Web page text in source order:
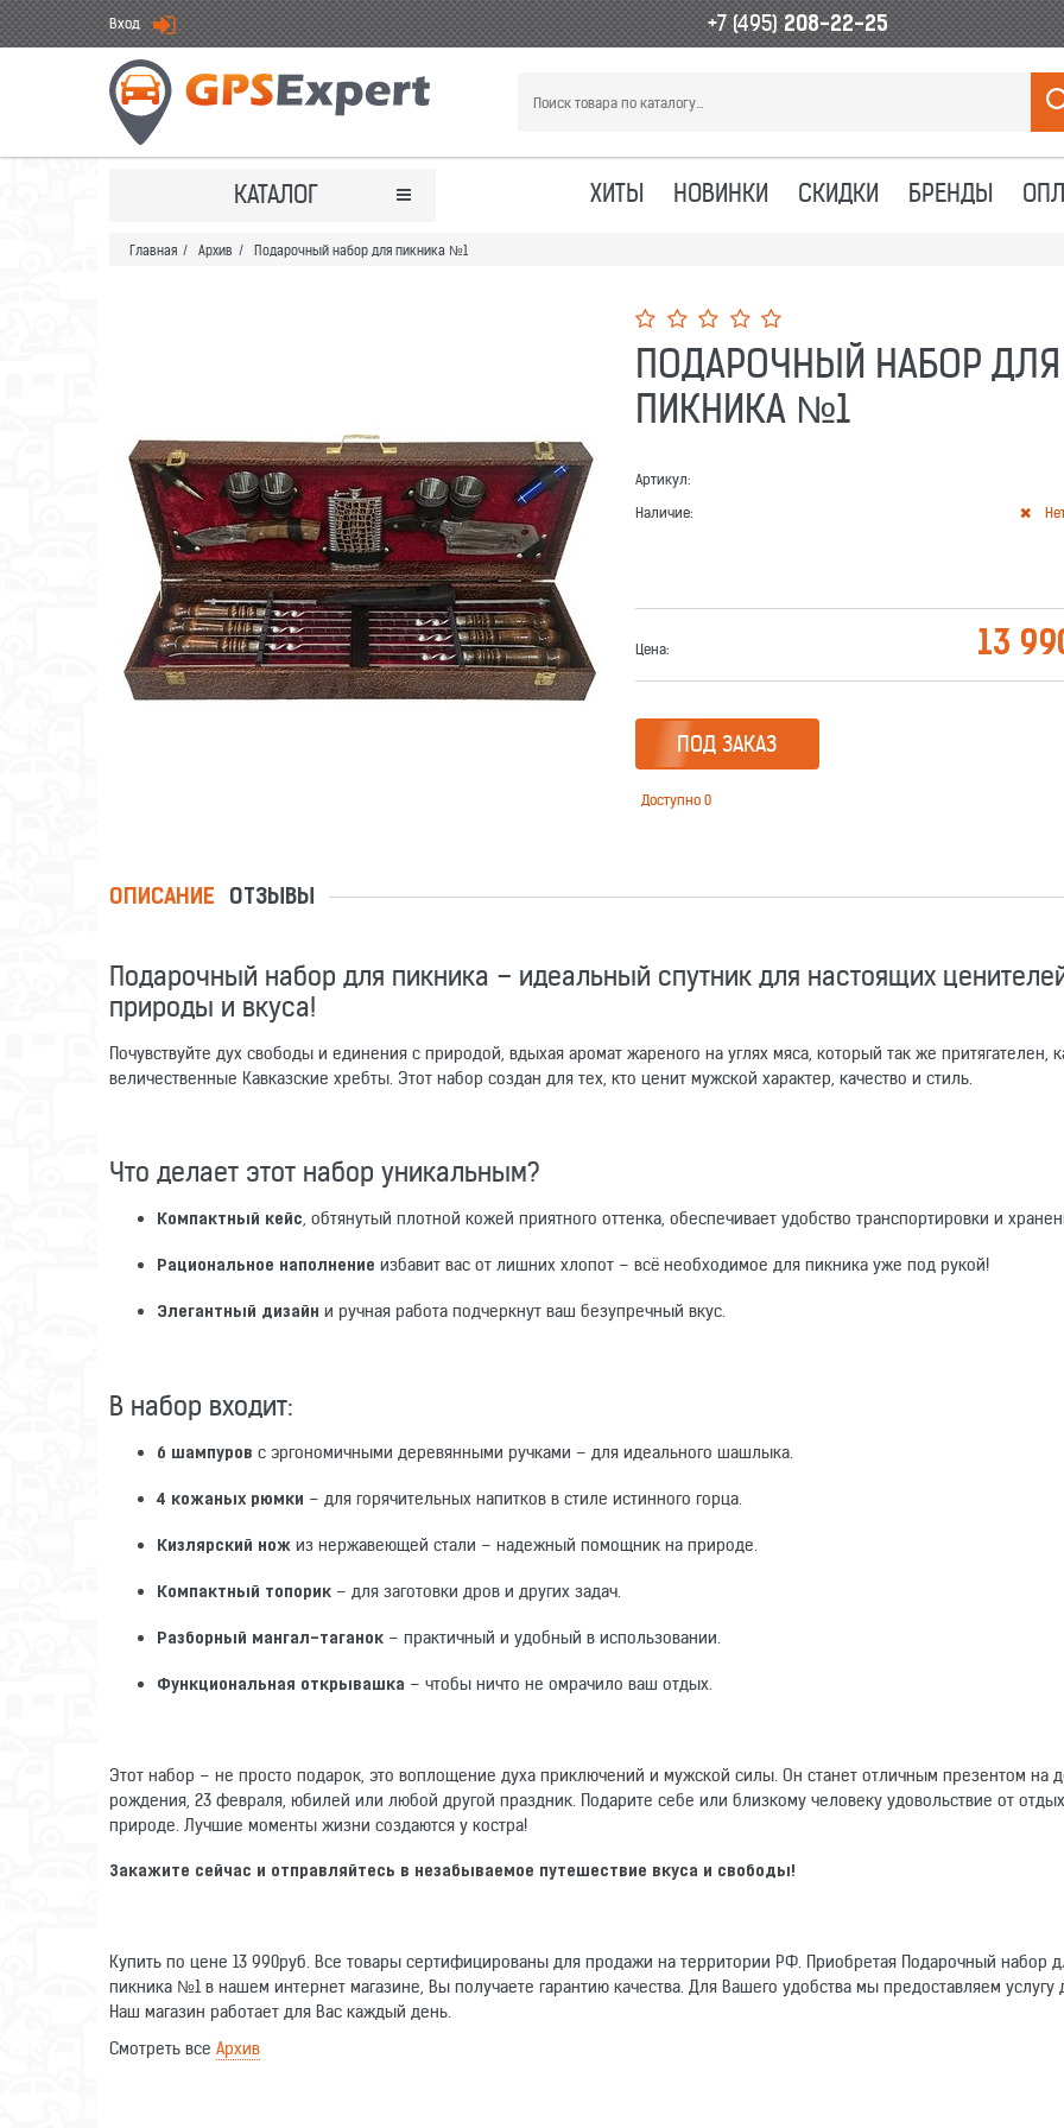
Вход +7 (495)208-22-25
КАТАЛОГ ХИТЫ НОВИНКИ СКИДКИ БРЕНДЫ
Главная / Архив / Подарочный набор для пикника №1
ПОДАРОЧНЫЙ НАБОР ДЛЯ
ПИКНИКА №1
Артикул:
Наличие:
Цена: 13
ПОД ЗАКАЗ
Доступно 0
ОПИСАНИЕ ОТЗЫВЫ
Подарочный набор для пикника – идеальный спутник для настоящих
природы и вкуса!
Почувствуйте дух свободы и единения с природой, вдыхая аромат жареного на углях мяса, который так же притягателен,
величественные Кавказские хребты. Этот набор создан для тех, кто ценит мужской характер, качество и стиль.
Что делает этот набор уникальным?
Компактный кейс , обтянутый плотной кожей приятного оттенка, обеспечивает удобство транспортировки и
Рациональное наполнение избавит вас от лишних хлопот – всё необходимое для пикника уже под рукой!
Элегантный дизайн и ручная работа подчеркнут ваш безупречный вкус.
В набор входит:
6 шампуров с эргономичными деревянными ручками – для идеального шашлыка.
4 кожаных рюмки – для горячительных напитков в стиле истинного горца.
Кизлярский нож из нержавеющей стали – надежный помощник на природе.
Компактный топорик – для заготовки дров и других задач.
Разборный мангал-таганок – практичный и удобный в использовании.
Функциональная открывашка – чтобы ничто не омрачило ваш отдых.
Этот набор – не просто подарок, это воплощение духа приключений и мужской силы. Он станет отличным презентом на
рождения, 23 февраля, юбилей или любой другой праздник. Подарите себе или близкому человеку удовольствие от
природе. Лучшие моменты жизни создаются у костра!
Закажите сейчас и отправляйтесь в незабываемое путешествие вкуса и свободы!
Купить по цене 13 990руб. Все товары сертифицированы для продажи на территории РФ. Приобретая Подарочный набор
пикника №1 в нашем интернет магазине, Вы получаете гарантию качества. Для Вашего удобства мы предоставляем услугу
Наш магазин работает для Вас каждый день.
Смотреть все Архив